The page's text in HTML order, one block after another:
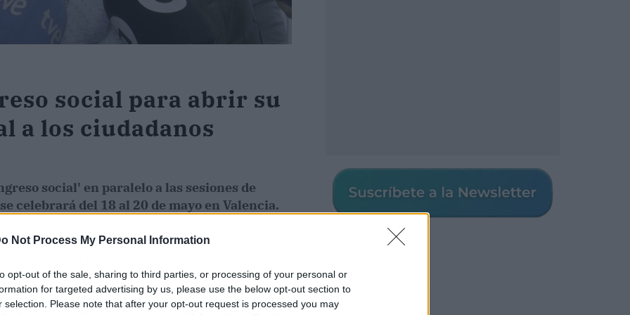
Not Process My Personal Information
opt-out of the sale, sharing to third parties, or processing of your personal or
for targeted advertising by us, please use the below opt-out section to
selection. Please note that after your opt-out request is processed you may
social para abrir su
a los ciudadanos
social' en paralelo a las sesiones de
celebrará del 18 al 20 de mayo en Valencia.
de actividades de carácter cultural que dará
exposición de Gallego y Rey sobre los 132
Los más vistos